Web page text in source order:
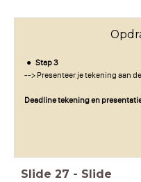
Stap 3
--> Presenteer je tekening aan
Deadline tekening en
Slide 27 - Slide